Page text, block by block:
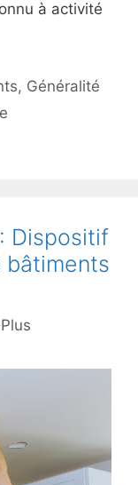
à activité
, Généralité
Dispositif
bâtiments